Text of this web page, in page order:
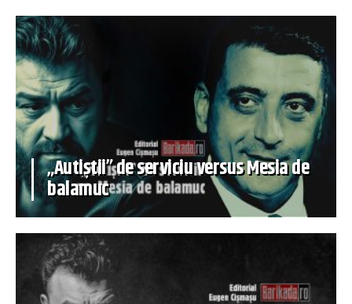
„Autiștii” de serviciu versus Mesia de
balamuc